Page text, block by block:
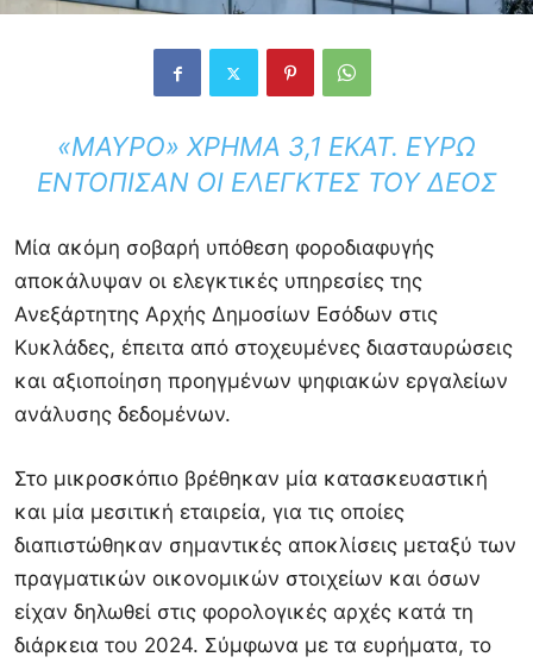
«ΜΑΎΡΟ» ΧΡΉΜΑ 3,1 ΕΚΑΤ. ΕΥΡΏ
ΕΝΤΌΠΙΣΑΝ ΟΙ ΕΛΕΓΚΤΈΣ ΤΟΥ ΔΕΟΣ
Μία ακόμη σοβαρή υπόθεση φοροδιαφυγής
αποκάλυψαν οι ελεγκτικές υπηρεσίες της
Ανεξάρτητης Αρχής Δημοσίων Εσόδων στις
Κυκλάδες, έπειτα από στοχευμένες διασταυρώσεις
και αξιοποίηση προηγμένων ψηφιακών εργαλείων
ανάλυσης δεδομένων.
Στο μικροσκόπιο βρέθηκαν μία κατασκευαστική
και μία μεσιτική εταιρεία, για τις οποίες
διαπιστώθηκαν σημαντικές αποκλίσεις μεταξύ των
πραγματικών οικονομικών στοιχείων και όσων
είχαν δηλωθεί στις φορολογικές αρχές κατά τη
διάρκεια του 2024. Σύμφωνα με τα ευρήματα, το